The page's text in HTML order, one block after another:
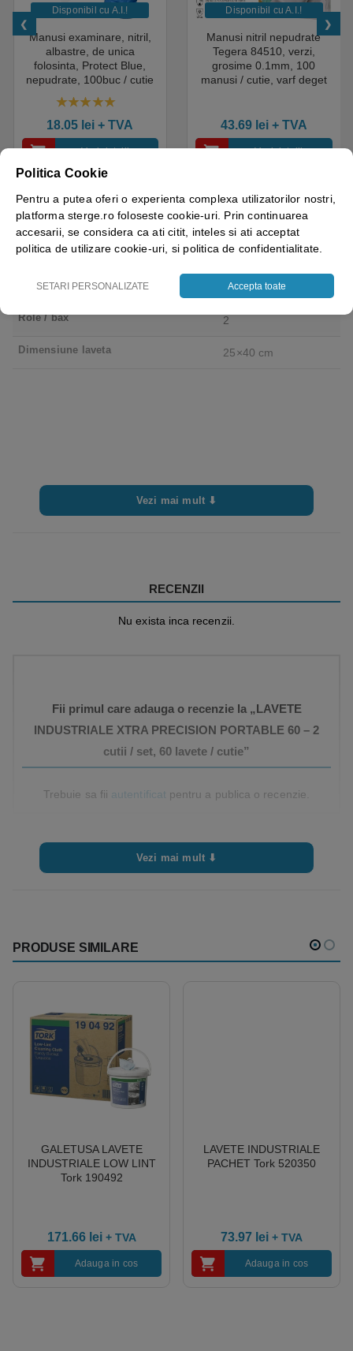
Disponibil cu A.I.​!
Manusi examinare, nitril,
albastre, de unica
folosinta, Protect Blue,
nepudrate, 100buc / cutie
saloane si domeniul
industrial, calitate premium
18.05 lei + TVA
Vezi detalii
Disponibil cu A.I.​!
Manusi nitril nepudrate
Tegera 84510, verzi,
grosime 0.1mm, 100
manusi / cutie, varf deget
43.69 lei+ TVA
Vezi detalii
Brand Xwoven
Culoare Turquoise
Role / bax 2
Dimensiune laveta 25×40 cm
Vezi mai mult ⬇
RECENZII
Nu exista inca recenzii.
Fii primul care adauga o recenzie la „LAVETE
INDUSTRIALE XTRA PRECISION PORTABLE 60 – 2
cutii / set, 60 lavete / cutie”
Trebuie sa fii autentificat pentru a publica o recenzie.
Vezi mai mult ⬇
PRODUSE SIMILARE
GALETUSA LAVETE
INDUSTRIALE LOW LINT
Tork 190492
171.66 lei + TVA
Adauga in cos
LAVETE INDUSTRIALE
PACHET Tork 520350
73.97 lei + TVA
Adauga in cos
Politica Cookie
Pentru a putea oferi o experienta complexa utilizatorilor nostri,
platforma sterge.ro foloseste cookie-uri. Prin continuarea
accesarii, se considera ca ati citit, inteles si ati acceptat
politica de utilizare cookie-uri, si politica de confidentialitate.
SETARI PERSONALIZATE Accepta toate